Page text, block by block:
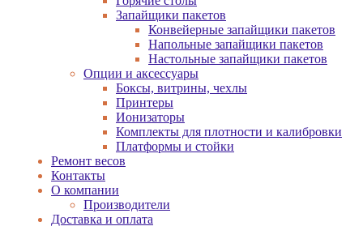
Запайщики пакетов
Конвейерные запайщики пакетов
Напольные запайщики пакетов
Настольные запайщики пакетов
Опции и аксессуары
Боксы, витрины, чехлы
Принтеры
Ионизаторы
Комплекты для плотности и калибровки
Платформы и стойки
Ремонт весов
Контакты
О компании
Производители
Доставка и оплата